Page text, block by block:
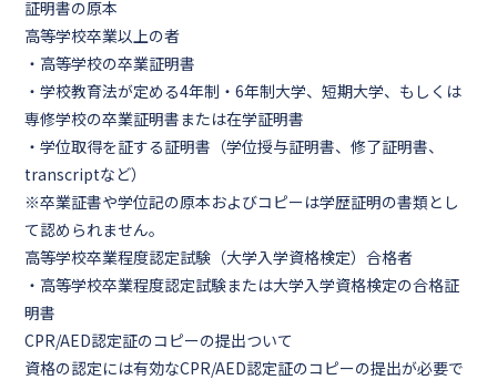
証明書の原本
高等学校卒業以上の者
・高等学校の卒業証明書
・学校教育法が定める4年制・6年制大学、短期大学、もしくは
専修学校の卒業証明書または在学証明書
・学位取得を証する証明書（学位授与証明書、修了証明書、
transcriptなど）
※卒業証書や学位記の原本およびコピーは学歴証明の書類とし
て認められません。
高等学校卒業程度認定試験（大学入学資格検定）合格者
・高等学校卒業程度認定試験または大学入学資格検定の合格証
明書
CPR/AED認定証のコピーの提出ついて
資格の認定には有効なCPR/AED認定証のコピーの提出が必要で